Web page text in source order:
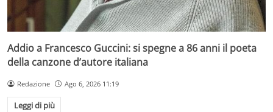
Addio a Francesco Guccini: si spegne a 86 anni il poeta
della canzone d’autore italiana
Redazione Ago 6, 2026 11:19
Leggi di più